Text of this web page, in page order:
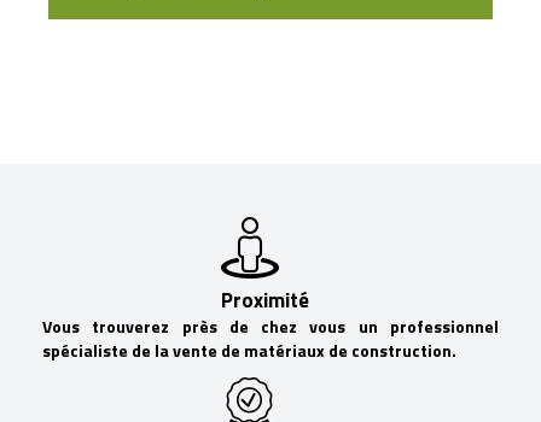
Proximité
Vous trouverez près de chez vous un professionnel
spécialiste de la vente de matériaux de construction.